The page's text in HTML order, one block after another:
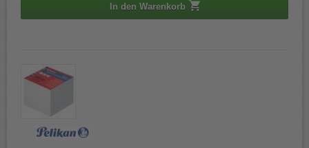
In den Warenkorb